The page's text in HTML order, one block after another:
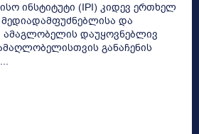
ინსტიტუტი (IPI) კიდევ ერთხელ
და
ამაგლობელის დაუყოვნებლივ
განაჩენის